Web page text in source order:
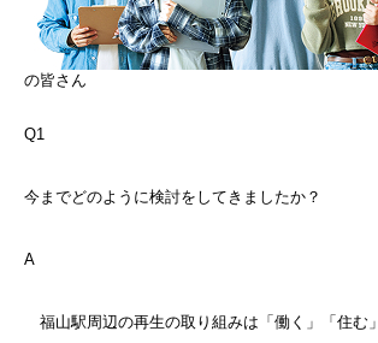
の皆さん
Q1
今までどのように検討をしてきましたか？
A
福山駅周辺の再生の取り組みは「働く」「住む